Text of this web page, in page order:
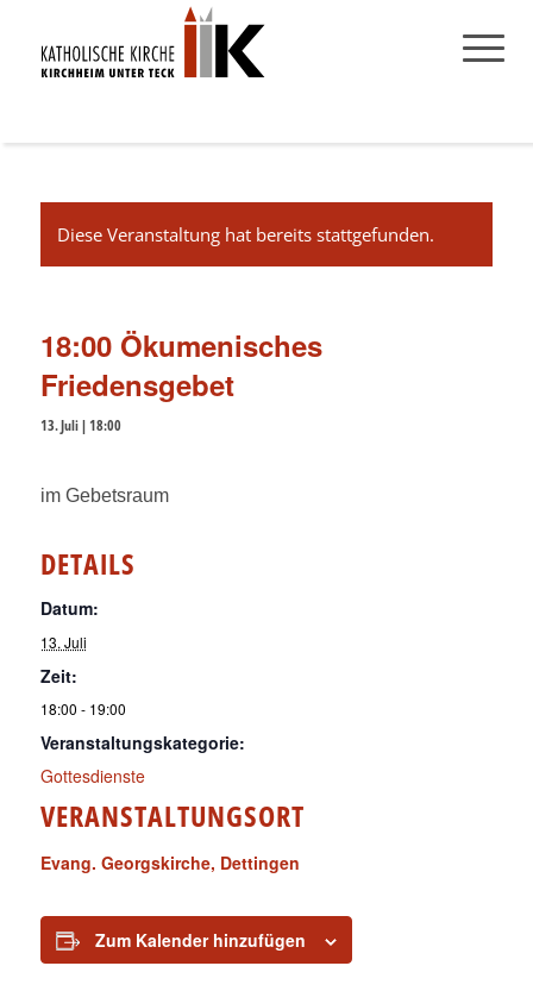
Diese Veranstaltung hat bereits stattgefunden.
18:00 Ökumenisches
Friedensgebet
13. Juli | 18:00
im Gebetsraum
DETAILS
Datum:
13. Juli
Zeit:
18:00 - 19:00
Veranstaltungskategorie:
Gottesdienste
VERANSTALTUNGSORT
Evang. Georgskirche, Dettingen
Zum Kalender hinzufügen